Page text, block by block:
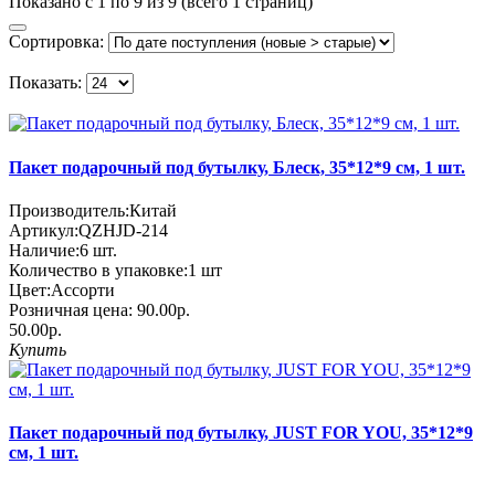
Сортировка:
Показать:
Пакет подарочный под бутылку, Блеск, 35*12*9 см, 1 шт.
Производитель:Китай
Артикул:QZHJD-214
Наличие:6 шт.
Количество в упаковке:1 шт
Цвет:Ассорти
Розничная цена: 90.00р.
50.00р.
Купить
Пакет подарочный под бутылку, JUST FOR YOU, 35*12*9
см, 1 шт.